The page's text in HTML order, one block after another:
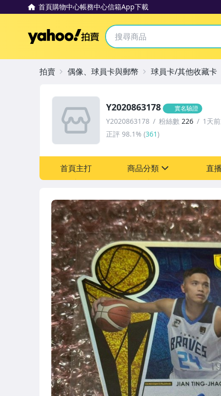
首頁購物中心帳務中心信箱App下載
Yahoo拍賣
Y2020863178 實名驗證
Y2020863178 粉絲數 226
1天
正評 98.1% (361)
首頁主打 商品分類 直
拍賣 偶像、球員卡與郵幣 球員卡/其他收藏卡